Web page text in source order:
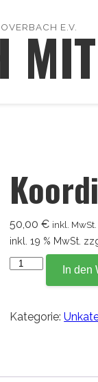
E.V.
MIT
50,00€ inkl. MwSt.
inkl. 19 % MwSt.
Koordinate
In den
Kategorie: